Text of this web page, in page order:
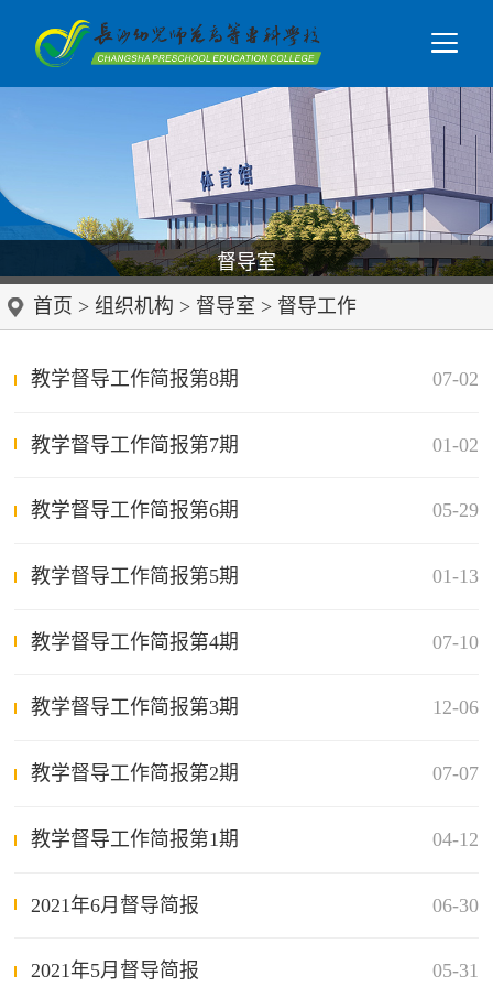
督导室
首页 > 组织机构 > 督导室 > 督导工作
教学督导工作简报第8期 07-02
教学督导工作简报第7期 01-02
教学督导工作简报第6期 05-29
教学督导工作简报第5期 01-13
教学督导工作简报第4期 07-10
教学督导工作简报第3期 12-06
教学督导工作简报第2期 07-07
教学督导工作简报第1期 04-12
2021年6月督导简报 06-30
2021年5月督导简报 05-31